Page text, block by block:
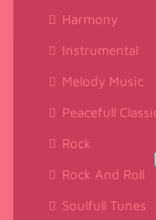
Harmony
Instrumental
Melody Music
Peacefull
Rock
Rock And Roll
Soulfull Tunes